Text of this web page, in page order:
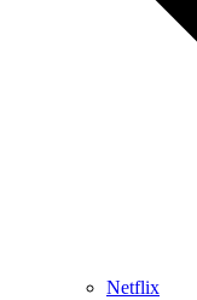
Netflix